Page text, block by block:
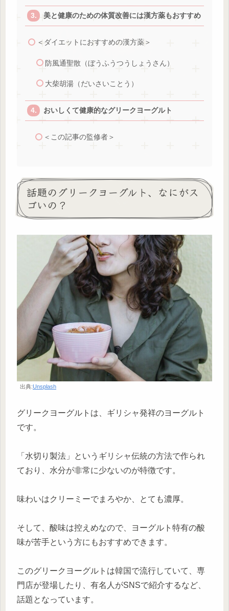
美と健康のための体質改善には漢方薬もおすすめ
＜ダイエットにおすすめの漢方薬＞
防風通聖散（ぼうふうつうしょうさん）
大柴胡湯（だいさいことう）
おいしくて健康的なグリークヨーグルト
＜この記事の監修者＞
話題のグリークヨーグルト、なにがス
ゴいの？
出典:Unsplash
グリークヨーグルトは、ギリシャ発祥のヨーグルト
です。
「水切り製法」というギリシャ伝統の方法で作られ
ており、水分が非常に少ないのが特徴です。
味わいはクリーミーでまろやか、とても濃厚。
そして、酸味は控えめなので、ヨーグルト特有の酸
味が苦手という方にもおすすめできます。
このグリークヨーグルトは韓国で流行していて、専
門店が登場したり、有名人がSNSで紹介するなど、
話題となっています。